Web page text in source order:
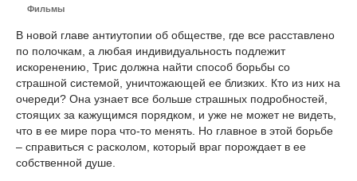
Фильмы
В новой главе антиутопии об обществе, где все расставлено
по полочкам, а любая индивидуальность подлежит
искоренению, Трис должна найти способ борьбы со
страшной системой, уничтожающей ее близких. Кто из них на
очереди? Она узнает все больше страшных подробностей,
стоящих за кажущимся порядком, и уже не может не видеть,
что в ее мире пора что-то менять. Но главное в этой борьбе
– справиться с расколом, который враг порождает в ее
собственной душе.